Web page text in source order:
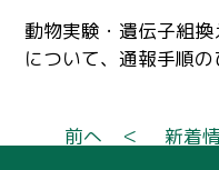
動物実験・遺伝子組
について、通報手順の
前へ ＜ 新着